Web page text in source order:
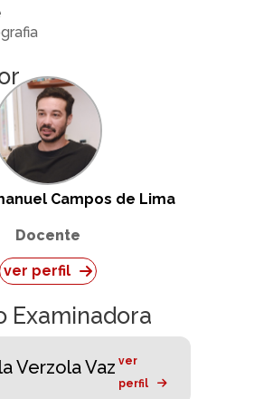
Campos de Lima
Docente
ver perfil
Examinadora
Verzola Vaz ver
perfil